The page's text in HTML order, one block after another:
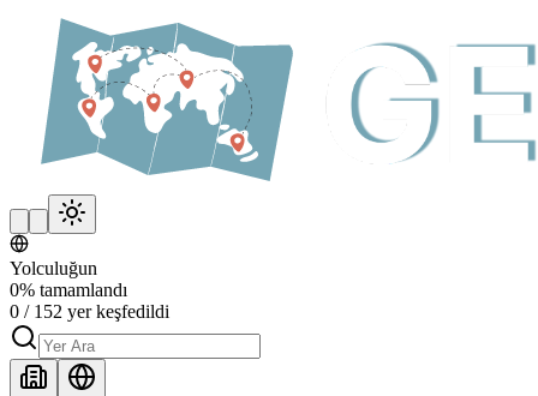
Yolculuğun
0% tamamlandı
0 / 152 yer keşfedildi